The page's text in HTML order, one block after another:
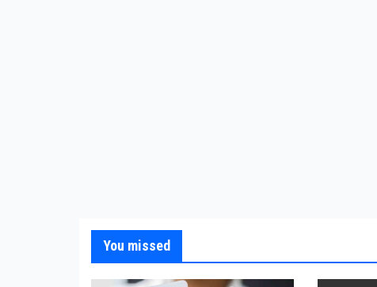
You missed